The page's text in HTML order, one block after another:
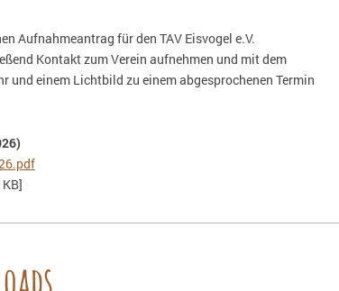
Aufnahmeantrag für den TAV Eisvogel e.V.
Kontakt zum Verein aufnehmen und mit dem
und einem Lichtbild zu einem abgesprochenen Termin